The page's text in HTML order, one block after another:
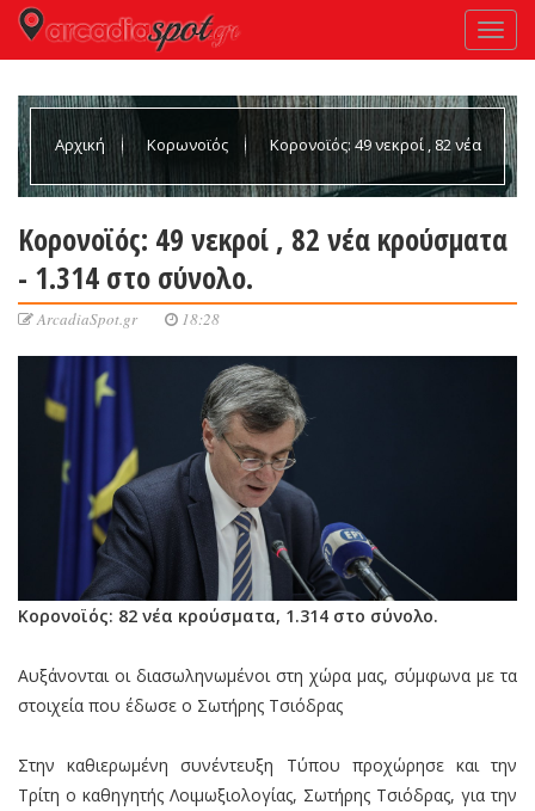
Αρχική Κορωνοϊός Κορονοϊός: 49 νεκροί , 82 νέα
Κορονοϊός: 49 νεκροί , 82 νέα κρούσματα
- 1.314 στο σύνολo.
ArcadiaSpot.gr 18:28
Κορονοϊός: 82 νέα κρούσματα, 1.314 στο σύνολo.
Αυξάνονται οι διασωληνωμένοι στη χώρα μας, σύμφωνα με τα
στοιχεία που έδωσε ο Σωτήρης Τσιόδρας
Στην καθιερωμένη συνέντευξη Τύπου προχώρησε και την
Τρίτη ο καθηγητής Λοιμωξιολογίας, Σωτήρης Τσιόδρας, για την